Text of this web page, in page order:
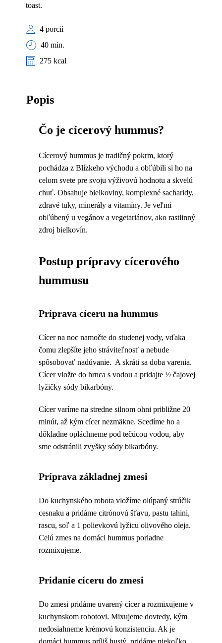
toast.
4 porcií
40 min.
275 kcal
Popis
Čo je cícerový hummus?
Cícerový hummus je tradičný pokrm, ktorý
pochádza z Blízkeho východu a obľúbili si ho na
celom svete pre svoju výživovú hodnotu a skvelú
chuť. Obsahuje bielkoviny, komplexné sacharidy,
zdravé tuky, minerály a vitamíny. Je veľmi
obľúbený u vegánov a vegetariánov, ako rastlinný
zdroj bielkovín.
Postup prípravy cícerového
hummusu
Príprava cíceru na hummus
Cícer na noc namočte do studenej vody, vďaka
čomu zlepšíte jeho stráviteľnosť a nebude
spôsobovať nadúvanie. A skráti sa doba varenia.
Cícer vložte do hrnca s vodou a pridajte ½ čajovej
lyžičky sódy bikarbóny.
Cícer varíme na stredne silnom ohni približne 20
minút, až kým cícer nezmäkne. Scedíme ho a
dôkladne opláchneme pod tečúcou vodou, aby
sme odstránili zvyšky sódy bikarbóny.
Príprava základnej zmesi
Do kuchynského robota vložíme olúpaný strúčik
cesnaku a pridáme citrónovú šťavu, pastu tahini,
rascu, soľ a 1 polievkovú lyžicu olivového oleja.
Celú zmes na domáci hummus poriadne
rozmixujeme.
Pridanie cíceru do zmesi
Do zmesi pridáme uvarený cícer a rozmixujeme v
kuchynskom robotovi. Mixujeme dovtedy, kým
nedosiahneme krémovú konzistenciu. Ak je
domáci hummus príliš hustý, pridáme niekoľko